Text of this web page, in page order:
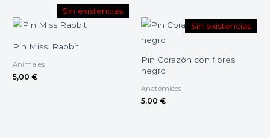
Sin existencias
Pin Miss. Rabbit
Animales
5,00 €
Sin existencias
Pin Corazón con flores
negro
Anatómicos
5,00 €